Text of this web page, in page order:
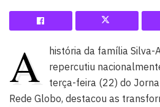
A
história da família Silva-
repercutiu
terça-feira (22) do
Rede Globo, destacou as